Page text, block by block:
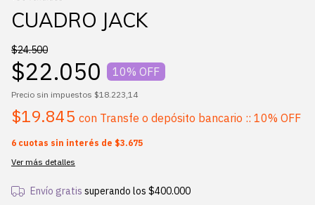
CUADRO JACK
$24.500
$22.050 10% OFF
Precio sin impuestos $18.223,14
$19.845 con Transfe o depósito bancario :: 10% OFF
6 cuotas sin interés de $3.675
Ver más detalles
Envío gratis superando los $400.000